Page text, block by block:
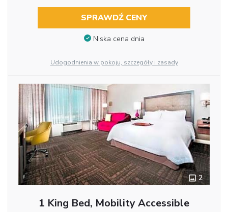
SPRAWDŹ CENY
Niska cena dnia
Udogodnienia w pokoju, szczegóły i zasady
2
1 King Bed, Mobility Accessible